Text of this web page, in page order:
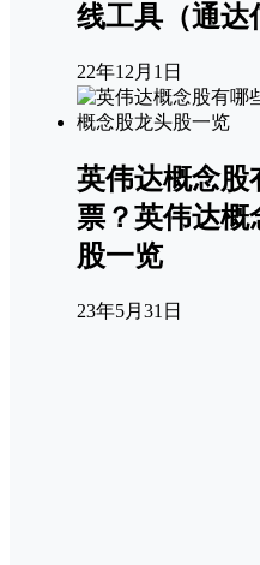
线工具（通达
22年12月1日
英伟达概念股
票？英伟达概
股一览
23年5月31日